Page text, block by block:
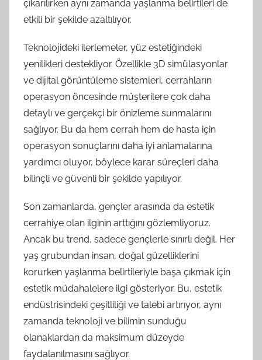
çıkarılırken aynı zamanda yaşlanma belirtileri de
etkili bir şekilde azaltılıyor.
Teknolojideki ilerlemeler, yüz estetiğindeki
yenilikleri destekliyor. Özellikle 3D simülasyonlar
ve dijital görüntüleme sistemleri, cerrahların
operasyon öncesinde müşterilere çok daha
detaylı ve gerçekçi bir önizleme sunmalarını
sağlıyor. Bu da hem cerrah hem de hasta için
operasyon sonuçlarını daha iyi anlamalarına
yardımcı oluyor, böylece karar süreçleri daha
bilinçli ve güvenli bir şekilde yapılıyor.
Son zamanlarda, gençler arasında da estetik
cerrahiye olan ilginin arttığını gözlemliyoruz.
Ancak bu trend, sadece gençlerle sınırlı değil. Her
yaş grubundan insan, doğal güzelliklerini
korurken yaşlanma belirtileriyle başa çıkmak için
estetik müdahalelere ilgi gösteriyor. Bu, estetik
endüstrisindeki çeşitliliği ve talebi artırıyor, aynı
zamanda teknoloji ve bilimin sunduğu
olanaklardan da maksimum düzeyde
faydalanılmasını sağlıyor.